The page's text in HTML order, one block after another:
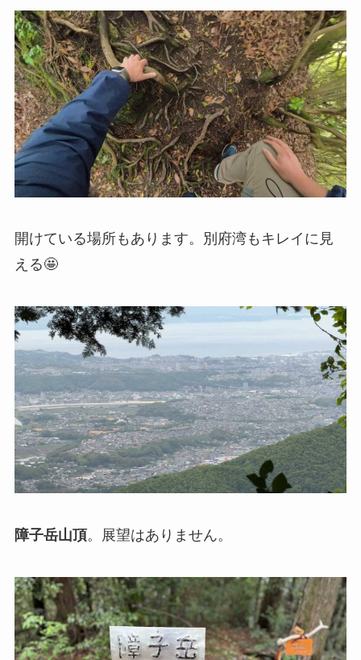
開けている場所もあります。別府湾もキレイに見
える🤩
障子岳山頂。展望はありません。